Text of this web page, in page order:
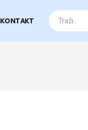
KONTAKT
Products
search